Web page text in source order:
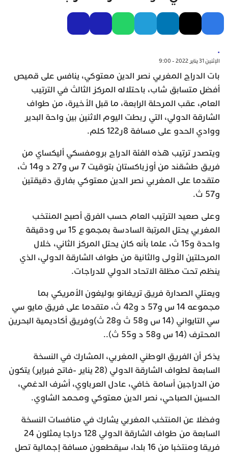
.
الإثنين 31 يناير 2022 - 9:00
بات الدراج المغربي نصر الدين معتوكي، ينافس على قميص
أفضل متسابق شاب، باحتلاله المركز الثالث في الترتيب
العام، عقب المرحلة الرابعة، ما قبل الأخيرة، من طواف
الشارقة الدولي، التي ربطت اليوم الاثنين بين واحة البدير
ووادي الحدو على مسافة 8ر122 كلم.
ويتصدر ترتيب هذه الفئة الدراج برومفسكي أليكساي من
فريق طشقند من أوزباكستان بتوقيت 7 س و27 د و14 ث،
متقدما على المغربي نصر الدين معتوكي بفارق دقيقتين
و57 ث.
وعلى صعيد الترتيب العام حسب الفرق أصبح المنتخب
المغربي يحتل المرتبة السادسة بمجموع 15 س ودقيقة
واحدة و15 ث، علما بأنه كان يحتل المركز الثاني، خلال
المرحلتين الأولى والثانية من طواف الشارقة الدولي، الذي
ينظم تحت مظلة الاتحاد الدولي للدراجات.
ويعتلي الصدارة فريق تريغانو بوليغون الأمريكي بما
مجموعه 14 س و57 د و42 ث، متقدما على فريق مايو سي
سي التايواني (14 س و58 ث و28 ث)وفريق أكاديمية البحرين
المحترف (14 س و58 د و55 ث)..
يذكر أن الفريق الوطني المغربي، المشارك في النسخة
السابعة لطواف الشارقة الدولي (28 يناير -فاتح فبراير) يتكون
من الدراجين أسامة خافي، عادل العرباوي، أشرف الدغمي،
الحسين الصباحي، نصر الدين معتوكي ومحمد الشاوي.
وفضلا عن المنتخب المغربي يشارك في منافسات النسخة
السابعة من طواف الشارقة الدولي 128 دراجا يمثلون 24
فريقا ومنتخبا من 16 بلدا، سيقطعون مسافة إجمالية تصل